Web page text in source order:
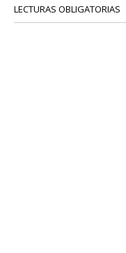
LECTURAS OBLIGATORIAS